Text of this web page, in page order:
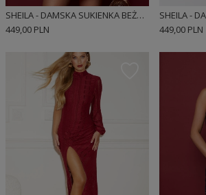
SHEILA - DAMSKA SUKIENKA BEŻOWA Z KOKARDKAMI I BUFKAMI MINI 'ELIOT'
449,00 PLN
449,00 PLN